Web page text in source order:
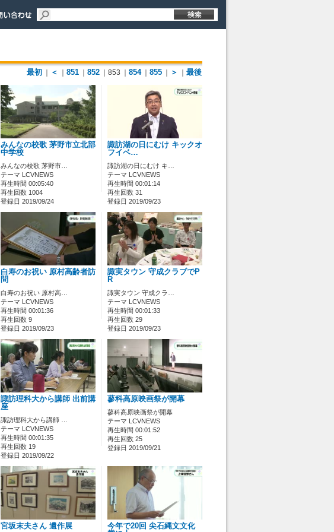
最初
＜ 851 852 ｜853 854 855 ＞ 最後
みんなの校歌 茅野市立北部
中学校
みんなの校歌 茅野市…
テーマ LCVNEWS
再生時間 00:05:40
再生回数 1004
登録日 2019/09/24
諏訪湖の日にむけ キックオ
フイベ…
諏訪湖の日にむけ キ…
テーマ LCVNEWS
再生時間 00:01:14
再生回数 31
登録日 2019/09/23
白寿のお祝い 原村高齢者訪
問
白寿のお祝い 原村高…
テーマ LCVNEWS
再生時間 00:01:36
再生回数 9
登録日 2019/09/23
諏実タウン 守成クラブでP
R
諏実タウン 守成クラ…
テーマ LCVNEWS
再生時間 00:01:33
再生回数 29
登録日 2019/09/23
諏訪理科大から講師 出前講
座
諏訪理科大から講師 …
テーマ LCVNEWS
再生時間 00:01:35
再生回数 19
登録日 2019/09/22
蓼科高原映画祭が開幕
蓼科高原映画祭が開幕
テーマ LCVNEWS
再生時間 00:01:52
再生回数 25
登録日 2019/09/21
宮坂末夫さん 遺作展
今年で20回 尖石縄文文化